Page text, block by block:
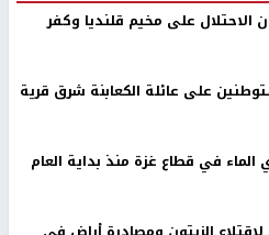
الاحتلال على مخيم قلنديا وكفر
على عائلة الكعابنة شرق قرية